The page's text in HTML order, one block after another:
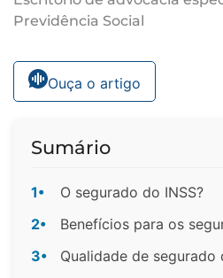
Previdência Social
Ouça o artigo
Sumário
1•
O segurado do INSS?
2•
Benefícios para os
3•
Qualidade de segurado